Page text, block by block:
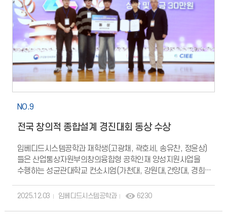
연구의 결실이며, IEEE VR 2026 국제저명학술대회는 2026년
3월 21일~25일 대한민국 대구에서 개최되어 전 세계 VR
연구자들이 참여한 자리에서 본 연구가 발표되었다.
NO.9
전국 창의적 종합설계 경진대회 동상 수상
임베디드시스템공학과 재학생(고광채, 곽호세, 송유찬, 정윤상)
들은 산업통상자원부의창의융합형 공학인재 양성지원사업을
수행하는 성균관대학교 컨소시엄(가천대, 강원대,건양대, 경희대,
창의적종합설계 경진대회"에서 동상을 입상하였습니다.
2025.12.03 임베디드시스템공학과 6230